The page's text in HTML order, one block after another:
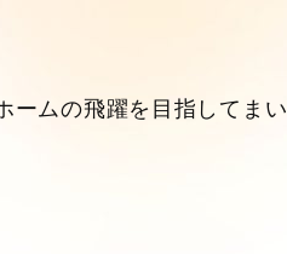
ームの飛躍を目指してまい